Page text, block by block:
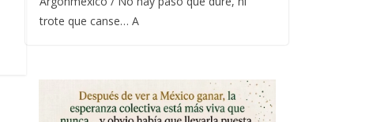
trote que canse… A